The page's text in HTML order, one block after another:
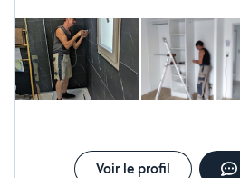
Bessines et environs proches Espace vert taille de haies
J'ai mon matériel
Voir le profil